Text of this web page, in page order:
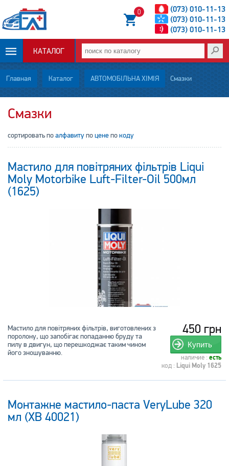
(073) 010-11-13
(073) 010-11-13
(073) 010-11-13
0
КАТАЛОГ
ОПЛАТА И
ДОСТАВКА
СТАТЬИ
О НАС
КОНТАКТЫ
Главная Каталог АВТОМОБІЛЬНА ХІМІЯ Смазки
Смазки
сортировать поалфавитупоценепокоду
Мастило для повітряних фільтрів Liqui
Moly Motorbike Luft-Filter-Oil 500мл
(1625)
450 грн
Купить
наличие : есть
код : Liqui Moly 1625
Мастило для повітряних фільтрів, виготовлених з
поролону, що запобігає попаданню бруду та
пилу в двигун, що перешкоджає таким чином
його зношуванню.
Монтажне мастило-паста VeryLube 320
мл (XB 40021)